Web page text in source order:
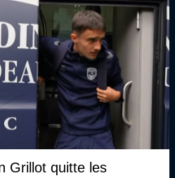
Grillot quitte les